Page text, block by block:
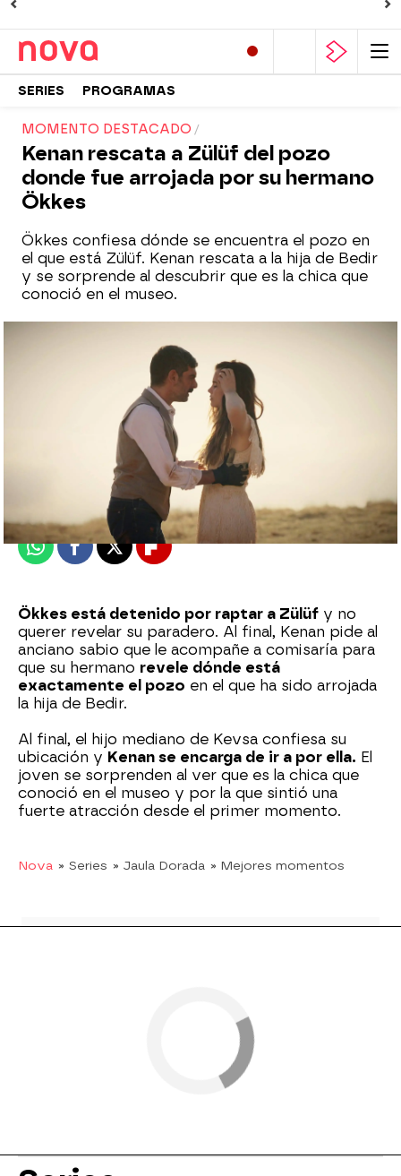
SERIES PROGRAMAS
MOMENTO DESTACADO
Kenan rescata a Zülüf del pozo
donde fue arrojada por su hermano
Ökkes
Ökkes confiesa dónde se encuentra el pozo en
el que está Zülüf. Kenan rescata a la hija de Bedir
y se sorprende al descubrir que es la chica que
conoció en el museo.
25 de octubre de 2023, 21:33
WhatsappFacebook
X Flipboard
Ökkes está detenido por raptar a Zülüf y no
querer revelar su paradero. Al final, Kenan pide al
anciano sabio que le acompañe a comisaría para
que su hermano revele dónde está
exactamente el pozo en el que ha sido arrojada
la hija de Bedir.
Al final, el hijo mediano de Kevsa confiesa su
ubicación y Kenan se encarga de ir a por ella. El
joven se sorprenden al ver que es la chica que
conoció en el museo y por la que sintió una
fuerte atracción desde el primer momento.
Nova » Series » Jaula Dorada » Mejores momentos